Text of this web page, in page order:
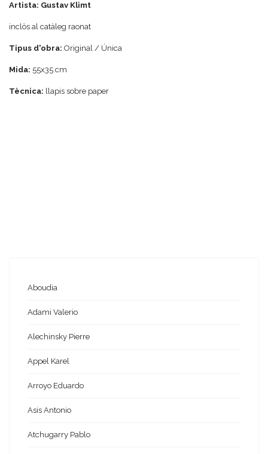
Artista: Gustav Klimt
inclòs al catàleg raonat
Tipus d'obra: Original / Única
Mida: 55x35 cm
Tècnica: llapis sobre paper
Aboudia
Adami Valerio
Alechinsky Pierre
Appel Karel
Arroyo Eduardo
Asis Antonio
Atchugarry Pablo